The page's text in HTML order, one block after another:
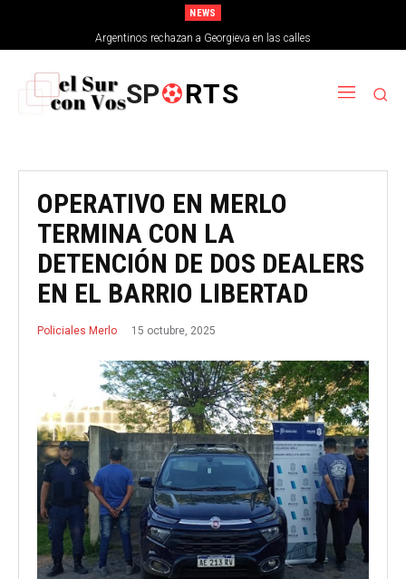
NEWS
Argentinos rechazan a Georgieva en las calles
SP RTS
OPERATIVO EN MERLO
TERMINA CON LA
DETENCIÓN DE DOS DEALERS
EN EL BARRIO LIBERTAD
Policiales Merlo 15 octubre, 2025